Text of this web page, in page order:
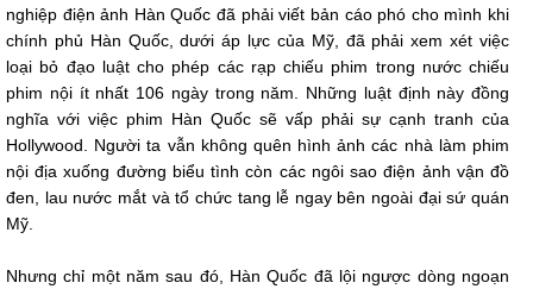
nghiệp điện ảnh Hàn Quốc đã phải viết bản cáo phó cho mình khi
chính phủ Hàn Quốc, dưới áp lực của Mỹ, đã phải xem xét việc
loại bỏ đạo luật cho phép các rạp chiếu phim trong nước chiếu
phim nội ít nhất 106 ngày trong năm. Những luật định này đồng
nghĩa với việc phim Hàn Quốc sẽ vấp phải sự cạnh tranh của
Hollywood. Người ta vẫn không quên hình ảnh các nhà làm phim
nội địa xuống đường biểu tình còn các ngôi sao điện ảnh vận đồ
đen, lau nước mắt và tổ chức tang lễ ngay bên ngoài đại sứ quán
Mỹ.
Nhưng chỉ một năm sau đó, Hàn Quốc đã lội ngược dòng ngoạn